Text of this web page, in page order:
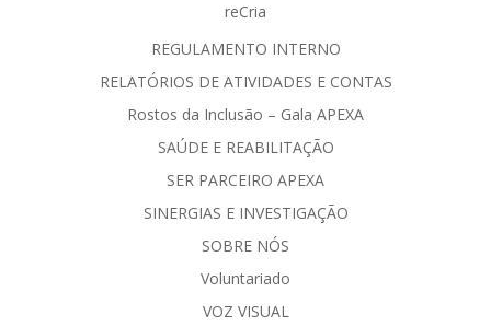
reCria
REGULAMENTO INTERNO
RELATÓRIOS DE ATIVIDADES E CONTAS
Rostos da Inclusão – Gala APEXA
SAÚDE E REABILITAÇÃO
SER PARCEIRO APEXA
SINERGIAS E INVESTIGAÇÃO
SOBRE NÓS
Voluntariado
VOZ VISUAL